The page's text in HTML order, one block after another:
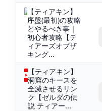
【ティアキン】
序盤(最初)の攻略
とやるべき事｜
初心者攻略【テ
ィアーズオブザ
キング...
【ティアキン】
洞窟のキースを
全滅させるリン
ク【ゼルダの伝
説 ティアー...